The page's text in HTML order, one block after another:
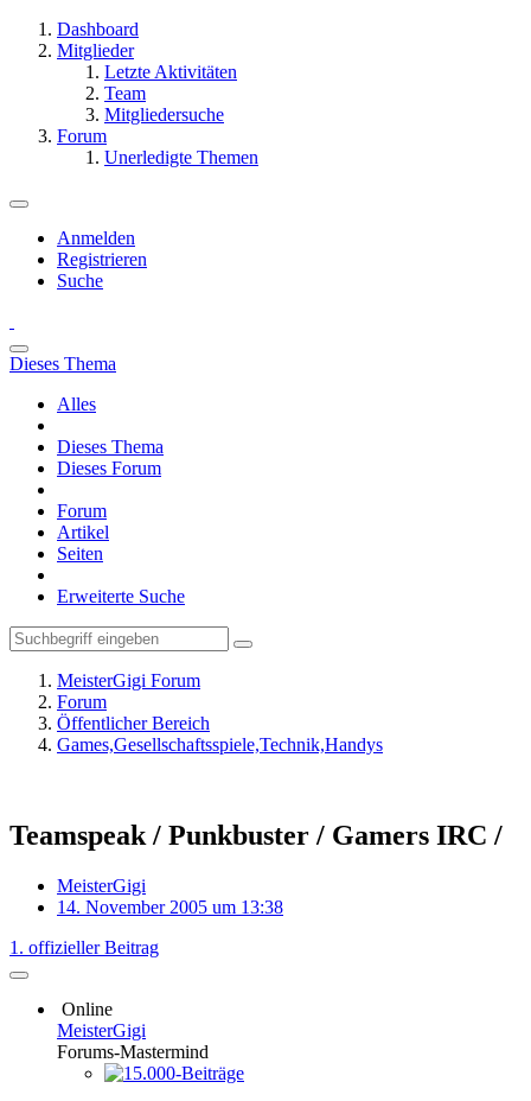
Dashboard
Mitglieder
Letzte Aktivitäten
Team
Mitgliedersuche
Forum
Unerledigte Themen
Anmelden
Registrieren
Suche
Dieses Thema
Alles
Dieses Thema
Dieses Forum
Forum
Artikel
Seiten
Erweiterte Suche
MeisterGigi Forum
Forum
Öffentlicher Bereich
Games,Gesellschaftsspiele,Technik,Handys
Teamspeak / Punkbuster / Gamers IRC /
MeisterGigi
14. November 2005 um 13:38
1. offizieller Beitrag
Online
MeisterGigi
Forums-Mastermind